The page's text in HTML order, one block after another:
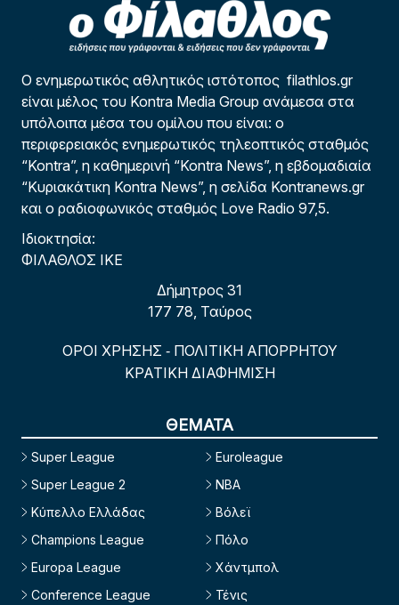
Ο ενημερωτικός αθλητικός ιστότοπος filathlos.gr
είναι μέλος του Kontra Media Group ανάμεσα στα
υπόλοιπα μέσα του ομίλου που είναι: ο
περιφερειακός ενημερωτικός τηλεοπτικός σταθμός
“Kontra”, η καθημερινή “Kontra News”, η εβδομαδιαία
“Κυριακάτικη Kontra News”, η σελίδα Kontranews.gr
και ο ραδιοφωνικός σταθμός Love Radio 97,5.
Ιδιοκτησία:
ΦΙΛΑΘΛΟΣ ΙΚΕ
Δήμητρος 31
177 78, Ταύρος
ΟΡΟΙ ΧΡΗΣΗΣ - ΠΟΛΙΤΙΚΗ ΑΠΟΡΡΗΤΟΥ
ΚΡΑΤΙΚΗ ΔΙΑΦΗΜΙΣΗ
ΘΕΜΑΤΑ
Super League
Super League 2
Κύπελλο Ελλάδας
Champions League
Europa League
Conference League
Euroleague
NBA
Βόλεϊ
Πόλο
Χάντμπολ
Τένις